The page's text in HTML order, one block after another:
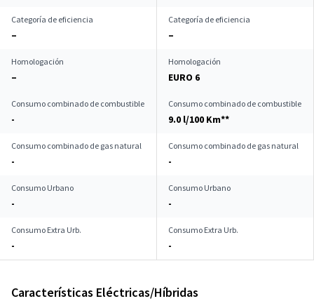
Categoría de eficiencia
–
Categoría de eficiencia
–
Homologación
–
Homologación
EURO 6
Consumo combinado de combustible
-
Consumo combinado de combustible
9.0 l/100 Km**
Consumo combinado de gas natural
-
Consumo combinado de gas natural
-
Consumo Urbano
-
Consumo Urbano
-
Consumo Extra Urb.
-
Consumo Extra Urb.
-
Características Eléctricas/Híbridas